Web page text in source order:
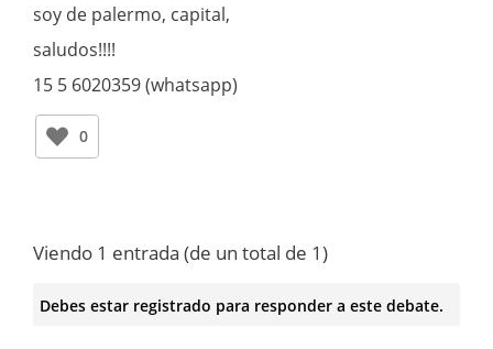
soy de palermo, capital,
saludos!!!!
15 5 6020359 (whatsapp)
0
Viendo 1 entrada (de un total de 1)
Debes estar registrado para responder a este debate.